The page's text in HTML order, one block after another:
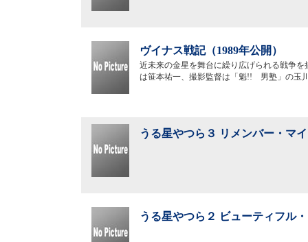
ヴイナス戦記（1989年公開）
近未来の金星を舞台に繰り広げられる戦争
は笹本祐一、撮影監督は「魁!! 男塾」の玉
うる星やつら３ リメンバー・マ
うる星やつら２ ビューティフル